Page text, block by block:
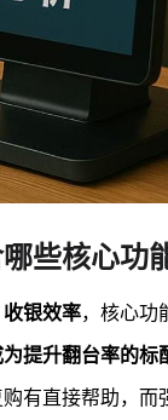
些核心功
银效率，核心功
提升翻台率的标
有直接帮助，